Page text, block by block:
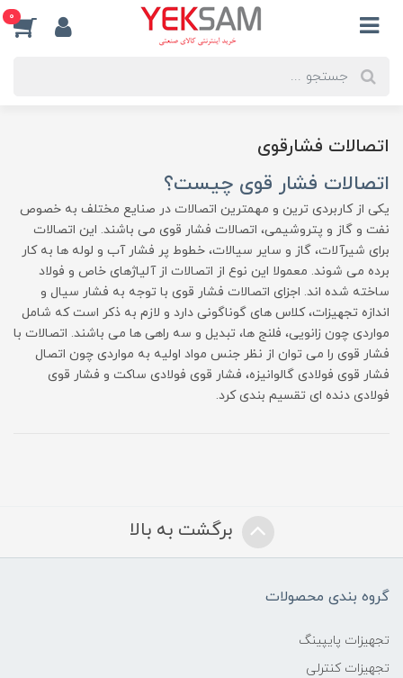
0
اتصالات فشارقوی
اتصالات فشار قوی چیست؟
یکی از کاربردی ترین و مهمترین اتصالات در صنایع مختلف به خصوص
نفت و گاز و پتروشیمی، اتصالات فشار قوی می باشند. این اتصالات
برای شیرآلات، گاز و سایر سیالات، خطوط پر فشار آب و لوله ها به کار
برده می شوند. معمولا این نوع از اتصالات از آلیاژهای خاص و فولاد
ساخته شده اند. اجزای اتصالات فشار قوی با توجه به فشار سیال و
اندازه تجهیزات، کلاس های گوناگونی دارد و لازم به ذکر است که شامل
مواردی چون زانویی، فلنج ها، تبدیل و سه راهی ها می باشند. اتصالات با
فشار قوی را می توان از نظر جنس مواد اولیه به مواردی چون اتصال
فشار قوی فولادی گالوانیزه، فشار قوی فولادی ساکت و فشار قوی
فولادی دنده ای تقسیم بندی کرد.
برگشت به بالا
گروه بندی محصولات
تجهیزات پایپینگ
تجهیزات کنترلی